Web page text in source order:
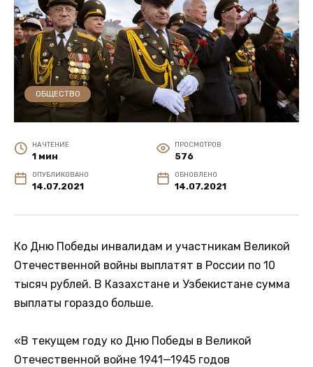
ОБЩЕСТВО
НА ЧТЕНИЕ
1 мин
ПРОСМОТРОВ
576
ОПУБЛИКОВАНО
14.07.2021
ОБНОВЛЕНО
14.07.2021
Ко Дню Победы инвалидам и участникам Великой
Отечественной войны выплатят в России по 10
тысяч рублей. В Казахстане и Узбекистане сумма
выплаты гораздо больше.
«В текущем году ко Дню Победы в Великой
Отечественной войне 1941—1945 годов